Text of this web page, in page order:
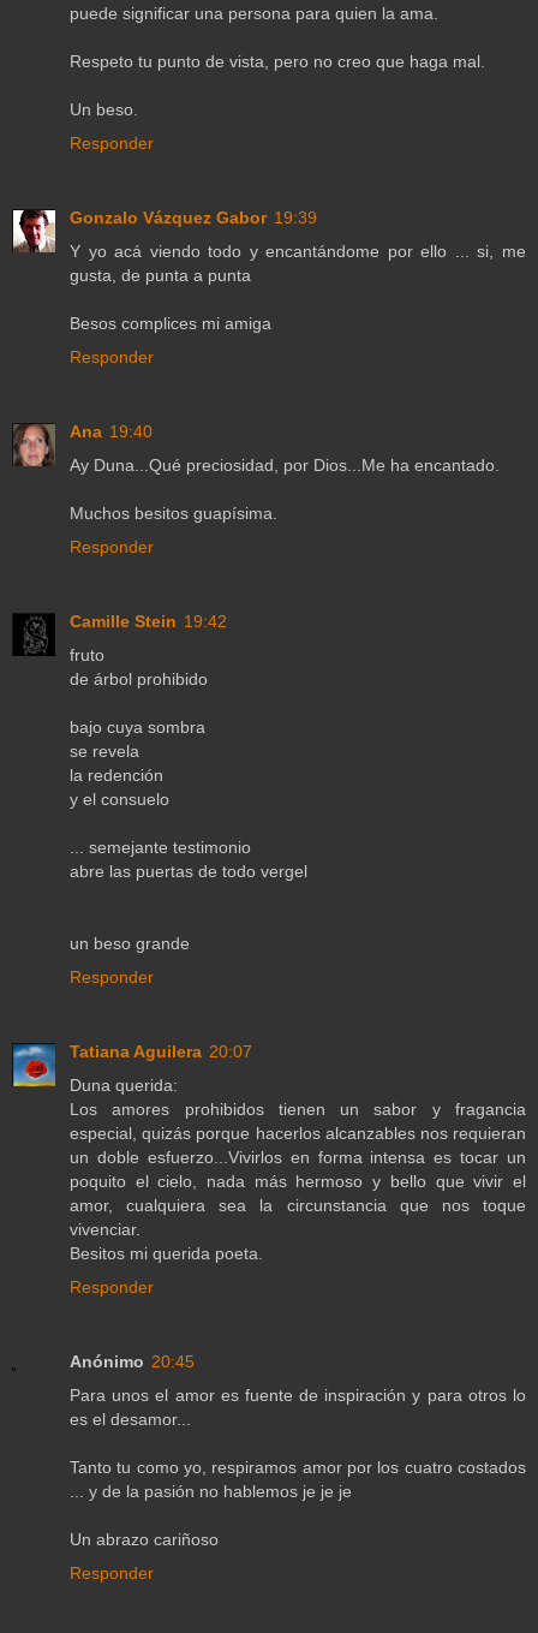
puede significar una persona para quien la ama.
Respeto tu punto de vista, pero no creo que haga mal.
Un beso.
Responder
Gonzalo Vázquez Gabor 19:39
Y yo acá viendo todo y encantándome por ello ... si, me
gusta, de punta a punta
Besos complices mi amiga
Responder
Ana 19:40
Ay Duna...Qué preciosidad, por Dios...Me ha encantado.
Muchos besitos guapísima.
Responder
Camille Stein 19:42
fruto
de árbol prohibido
bajo cuya sombra
se revela
la redención
y el consuelo
... semejante testimonio
abre las puertas de todo vergel
un beso grande
Responder
Tatiana Aguilera 20:07
Duna querida:
Los amores prohibidos tienen un sabor y fragancia
especial, quizás porque hacerlos alcanzables nos requieran
un doble esfuerzo...Vivirlos en forma intensa es tocar un
poquito el cielo, nada más hermoso y bello que vivir el
amor, cualquiera sea la circunstancia que nos toque
vivenciar.
Besitos mi querida poeta.
Responder
Anónimo 20:45
Para unos el amor es fuente de inspiración y para otros lo
es el desamor...
Tanto tu como yo, respiramos amor por los cuatro costados
... y de la pasión no hablemos je je je
Un abrazo cariñoso
Responder